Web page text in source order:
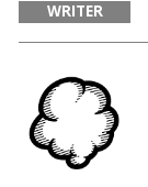
WRITER